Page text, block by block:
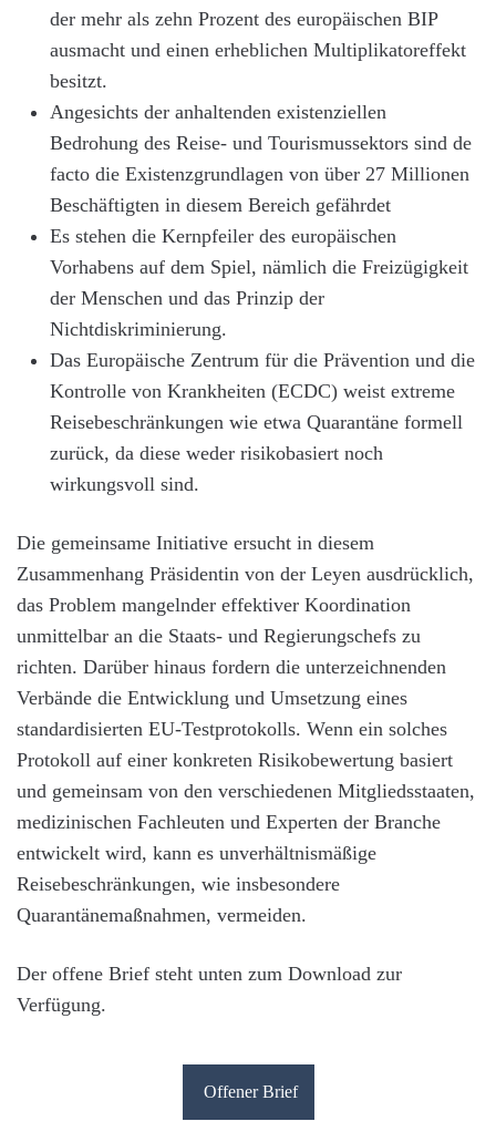
der mehr als zehn Prozent des europäischen BIP
ausmacht und einen erheblichen Multiplikatoreffekt
besitzt.
Angesichts der anhaltenden existenziellen
Bedrohung des Reise- und Tourismussektors sind de
facto die Existenzgrundlagen von über 27 Millionen
Beschäftigten in diesem Bereich gefährdet
Es stehen die Kernpfeiler des europäischen
Vorhabens auf dem Spiel, nämlich die Freizügigkeit
der Menschen und das Prinzip der
Nichtdiskriminierung.
Das Europäische Zentrum für die Prävention und die
Kontrolle von Krankheiten (ECDC) weist extreme
Reisebeschränkungen wie etwa Quarantäne formell
zurück, da diese weder risikobasiert noch
wirkungsvoll sind.
Die gemeinsame Initiative ersucht in diesem
Zusammenhang Präsidentin von der Leyen ausdrücklich,
das Problem mangelnder effektiver Koordination
unmittelbar an die Staats- und Regierungschefs zu
richten. Darüber hinaus fordern die unterzeichnenden
Verbände die Entwicklung und Umsetzung eines
standardisierten EU-Testprotokolls. Wenn ein solches
Protokoll auf einer konkreten Risikobewertung basiert
und gemeinsam von den verschiedenen Mitgliedsstaaten,
medizinischen Fachleuten und Experten der Branche
entwickelt wird, kann es unverhältnismäßige
Reisebeschränkungen, wie insbesondere
Quarantänemaßnahmen, vermeiden.
Der offene Brief steht unten zum Download zur
Verfügung.
Offener Brief